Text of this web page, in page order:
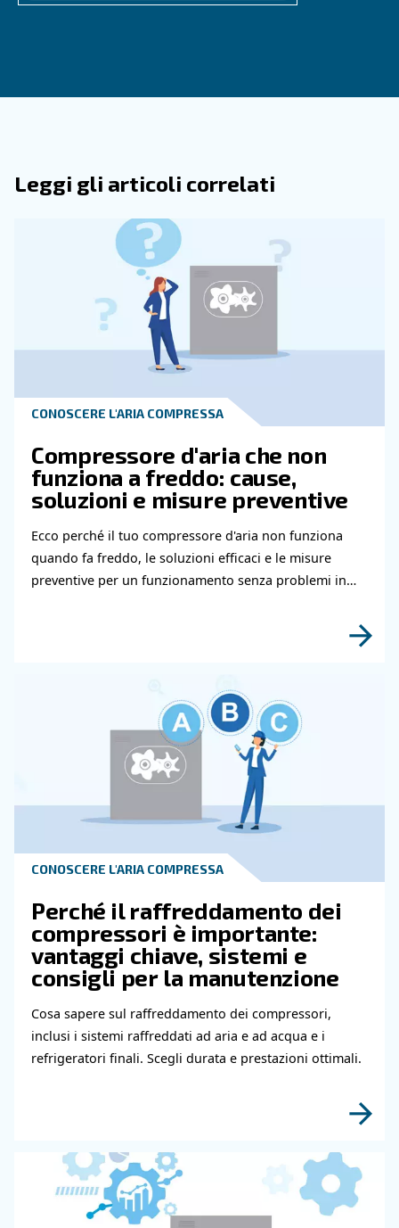
● Prodotti medicali
● Automotive
Hai bisogno di ulteriori informazioni sui
e servizi? Compila questo modulo con più
possibili e i nostri esperti saranno in grado di
contattarti al più presto.
Scopri di più grazie ai nostri esperti